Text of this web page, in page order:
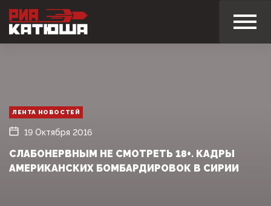
ЛЕНТА НОВОСТЕЙ
19 Октября 2016
СЛАБОНЕРВНЫМ НЕ СМОТРЕТЬ 18+. КАДРЫ
АМЕРИКАНСКИХ БОМБАРДИРОВОК В СИРИИ